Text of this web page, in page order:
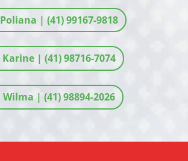
Poliana | (41) 99167-9818
Karine | (41) 98716-7074
Wilma | (41) 98894-2026